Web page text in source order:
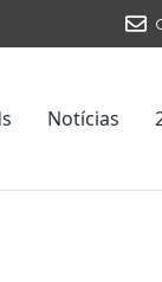
Notícias